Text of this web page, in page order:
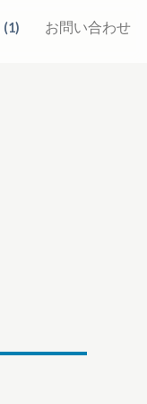
(1) お問い合わせ